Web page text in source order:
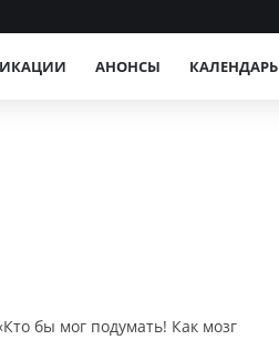
АНОНСЫ КАЛЕНДАРЬ
бы мог подумать! Как мозг